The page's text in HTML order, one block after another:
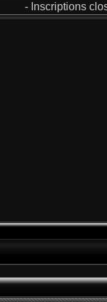
- Inscriptions